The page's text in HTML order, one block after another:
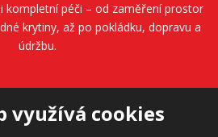
využívá cookies
kompletní péči – od zaměření prostor
krytiny, až po pokládku, dopravu a
údržbu.